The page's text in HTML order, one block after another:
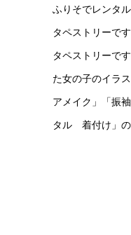
ふりそでレンタ
タペストリーで
タペストリーで
た女の子のイラ
アメイク」「振
タル 着付け」の